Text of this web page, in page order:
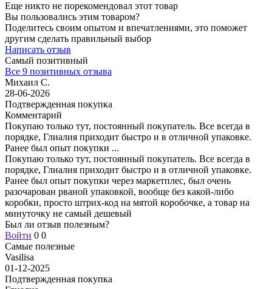
Еще никто не порекомендовал этот товар
Вы пользовались этим товаром?
Поделитесь своим опытом и впечатлениями, это поможет
другим сделать правильный выбор
Написать отзыв
Самый позитивный
Все 9 позитивных отзыва
Михаил С.
28-06-2026
Подтвержденная покупка
Комментарий
Покупаю только тут, постоянный покупатель. Все всегда в
порядке, Глиалия приходит быстро и в отличной упаковке.
Ранее был опыт покупки ...
Покупаю только тут, постоянный покупатель. Все всегда в
порядке, Глиалия приходит быстро и в отличной упаковке.
Ранее был опыт покупки через маркетплес, был очень
разочарован рваной упаковкой, вообще без какой-либо
коробки, просто штрих-код на мятой коробочке, а товар на
минуточку не самый дешевый
Был ли отзыв полезным?
Войти 0 0
Самые полезные
Vasilisa
01-12-2025
Подтвержденная покупка